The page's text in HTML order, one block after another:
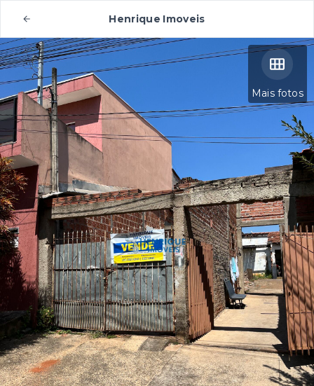
Henrique Imoveis
Mais fotos